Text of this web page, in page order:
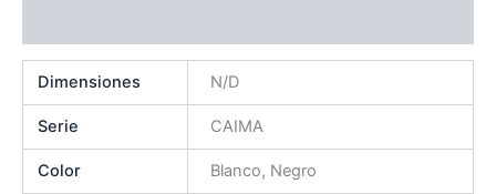
Dimensiones N/D
Serie CAIMA
Color Blanco, Negro